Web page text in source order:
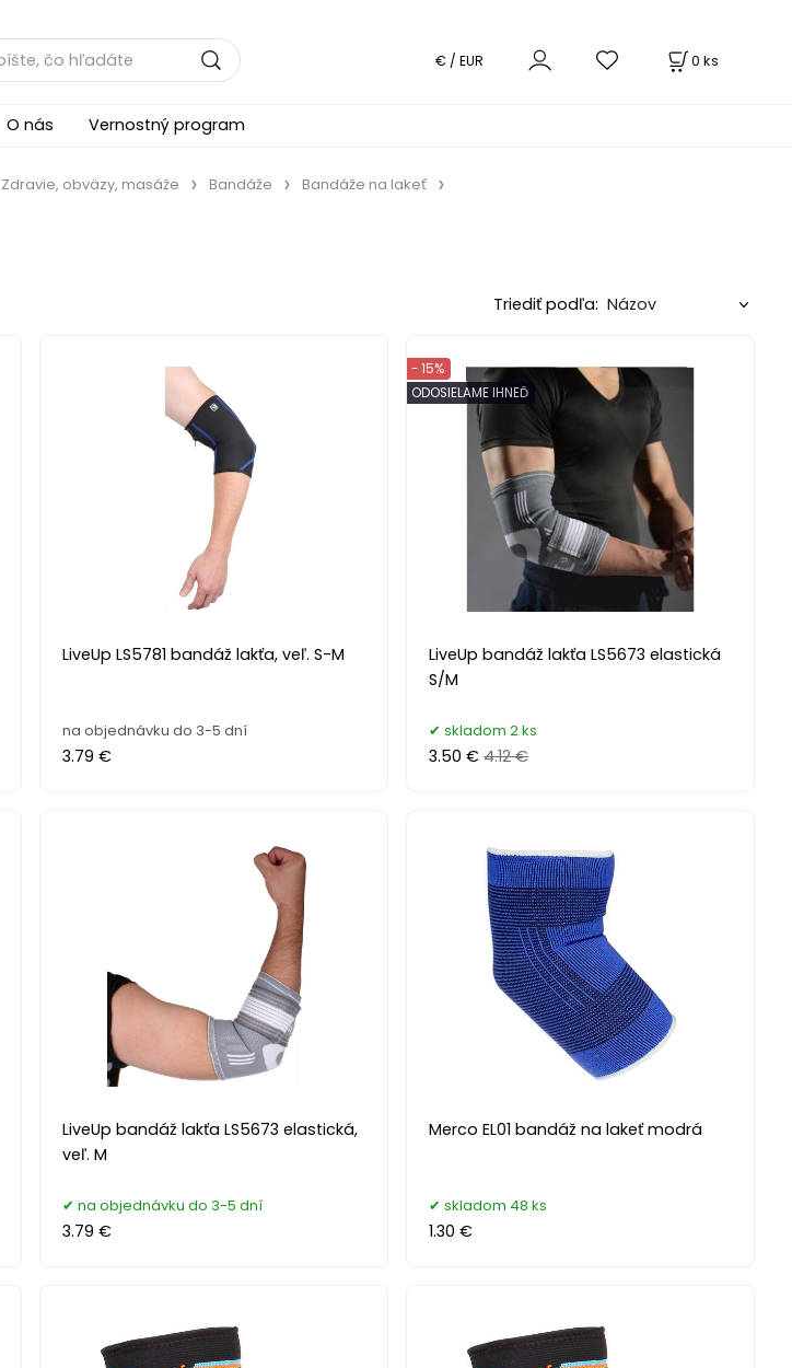
0 ks
€ / EUR
O nás Vernostný program
Zdravie, obväzy, masáže Bandáže Bandáže na lakeť
Triediť podľa:
LiveUp LS5781 bandáž lakťa, veľ. S-M
na objednávku do 3-5 dní
3.79 €
LiveUp bandáž lakťa LS5673 elastická
S/M
- 15%
ODOSIELAME IHNEĎ
skladom 2 ks
3.50 € 4.12 €
LiveUp bandáž lakťa LS5673 elastická,
veľ. M
na objednávku do 3-5 dní
3.79 €
Merco EL01 bandáž na lakeť modrá
skladom 48 ks
1.30 €